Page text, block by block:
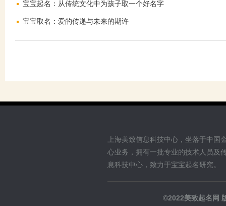
宝宝起名：从传统文化中为孩子取一个好名字
宝宝取名：爱的传递与未来的期许
上海美致信息科技中心，坐落于中
心业务，拥有一批专业的技术人员及
息科技中心，致力于宝宝起名研究。
©2022美致起名网